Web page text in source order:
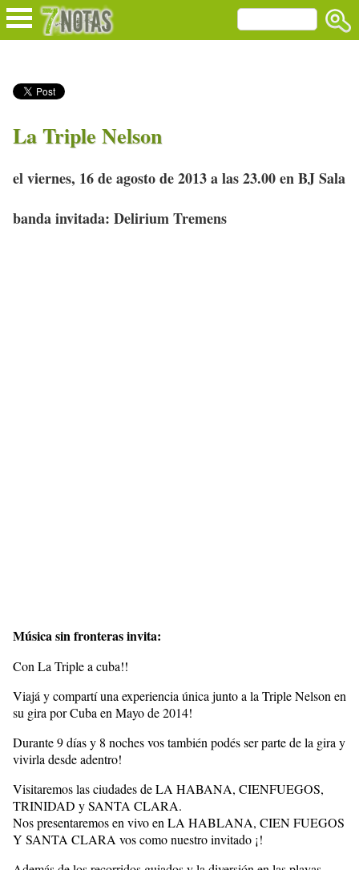
La Triple Nelson
el viernes, 16 de agosto de 2013 a las 23.00 en BJ Sala
banda invitada: Delirium Tremens
Música sin fronteras invita:
Con La Triple a cuba!!
Viajá y compartí una experiencia única junto a la Triple Nelson en
su gira por Cuba en Mayo de 2014!
Durante 9 días y 8 noches vos también podés ser parte de la gira y
vivirla desde adentro!
Visitaremos las ciudades de LA HABANA, CIENFUEGOS,
TRINIDAD y SANTA CLARA.
Nos presentaremos en vivo en LA HABLANA, CIEN FUEGOS
Y SANTA CLARA vos como nuestro invitado ¡!